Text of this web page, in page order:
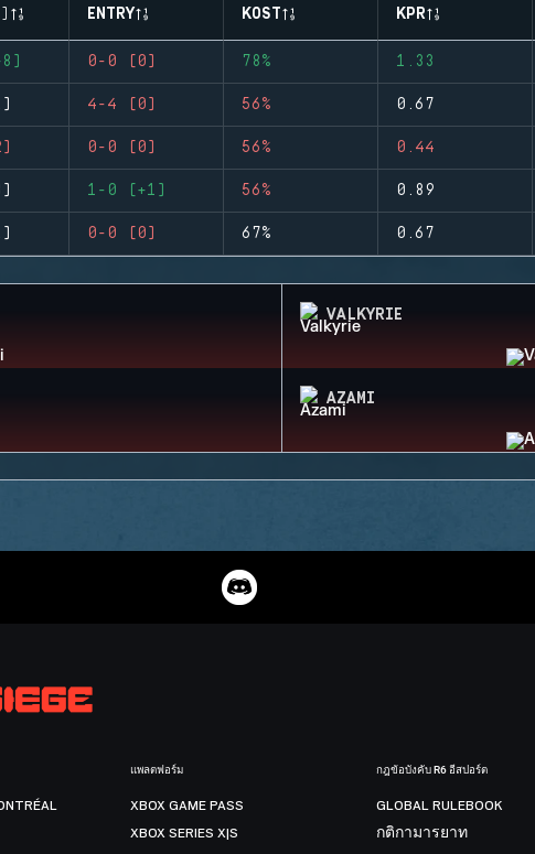
ENTRY KOST KPR
0-0 (0) 78% 1.33
4-4 (0) 56% 0.67
0-0 (0) 56% 0.44
1-0 (+1) 56% 0.89
0-0 (0) 67% 0.67
VALKYRIE
AZAMI
แพลตฟอร์ม
XBOX GAME PASS
XBOX SERIES X|S
กฎข้อบังคับ R6 อีสปอร์ต
GLOBAL RULEBOOK
กติกามารยาท